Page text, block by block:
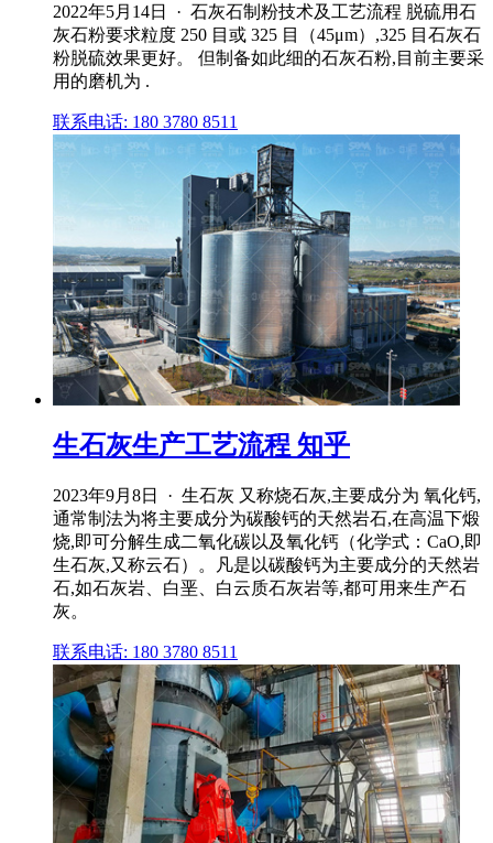
2022年5月14日 · 石灰石制粉技术及工艺流程 脱硫用石
灰石粉要求粒度 250 目或 325 目（45μm）,325 目石灰石
粉脱硫效果更好。 但制备如此细的石灰石粉,目前主要采
用的磨机为 .
联系电话: 180 3780 8511
生石灰生产工艺流程 知乎
2023年9月8日 · 生石灰 又称烧石灰,主要成分为 氧化钙,
通常制法为将主要成分为碳酸钙的天然岩石,在高温下煅
烧,即可分解生成二氧化碳以及氧化钙（化学式：CaO,即
生石灰,又称云石）。凡是以碳酸钙为主要成分的天然岩
石,如石灰岩、白垩、白云质石灰岩等,都可用来生产石
灰。
联系电话: 180 3780 8511